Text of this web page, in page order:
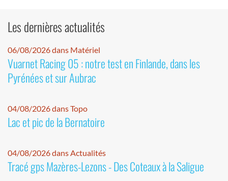
Les dernières actualités
06/08/2026 dans Matériel
Vuarnet Racing 05 : notre test en Finlande, dans les
Pyrénées et sur Aubrac
04/08/2026 dans Topo
Lac et pic de la Bernatoire
04/08/2026 dans Actualités
Tracé gps Mazères-Lezons - Des Coteaux à la Saligue